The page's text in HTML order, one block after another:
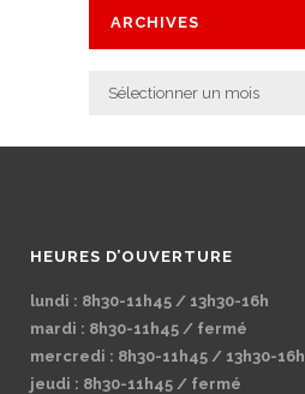
ARCHIVES
Archives
HEURES D’OUVERTURE
lundi : 8h30-11h45 / 13h30-16h
mardi : 8h30-11h45 / fermé
mercredi : 8h30-11h45 / 13h30-16h
jeudi : 8h30-11h45 / fermé